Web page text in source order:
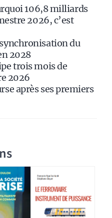
106,8 milliards
2026, c’est
du
2028
trois mois de
2026
après ses premiers